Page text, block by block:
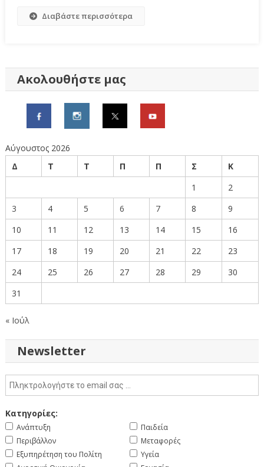
Διαβάστε περισσότερα
Ακολουθήστε μας
Αύγουστος 2026
Δ
Τ Τ Π Π Σ
Κ
1
2
3
4 5 6 7 8
9
10
11 12 13 14 15
16
17
18 19 20 21 22
23
24
25 26 27 28 29
30
31
« Ιούλ
Newsletter
Κατηγορίες:
Ανάπτυξη
Περιβάλλον
Εξυπηρέτηση του Πολίτη
Παιδεία
Μεταφορές
Υγεία